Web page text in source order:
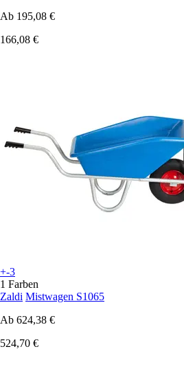
Ab 195,08 €
166,08 €
+-3
1 Farben
Zaldi Mistwagen S1065
Ab 624,38 €
524,70 €